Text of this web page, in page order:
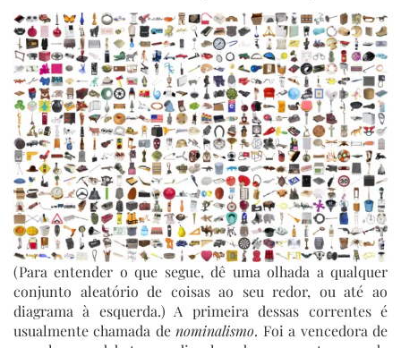
(Para entender o que segue, dê uma olhada a qualquer
conjunto aleatório de coisas ao seu redor, ou até ao
diagrama à esquerda.) A primeira dessas correntes é
usualmente chamada denominalismo. Foi a vencedora de